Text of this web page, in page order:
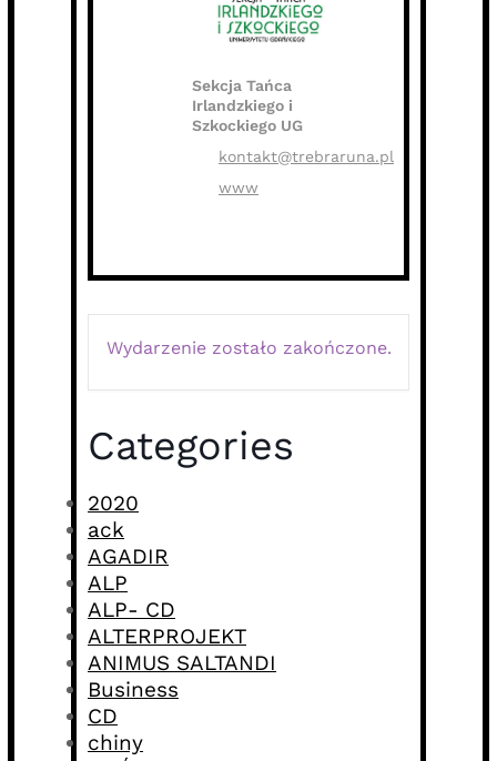
Sekcja Tańca
Irlandzkiego i
Szkockiego UG
kontakt@trebraruna.pl
www
Wydarzenie zostało zakończone.
Categories
2020
ack
AGADIR
ALP
ALP- CD
ALTERPROJEKT
ANIMUS SALTANDI
Business
CD
chiny